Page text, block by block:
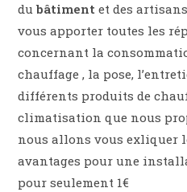
dubâtiment et des
vous apporter toutes les
concernant la
chauffage , la pose,
différents produits de
climatisation que nous
nous allons vous exliquer
avantages pour une
pour seulement 1€